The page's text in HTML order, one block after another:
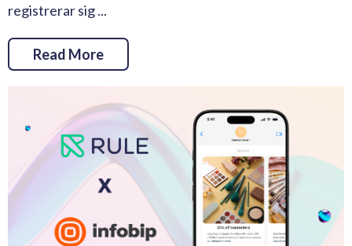
registrerar sig ...
Read More